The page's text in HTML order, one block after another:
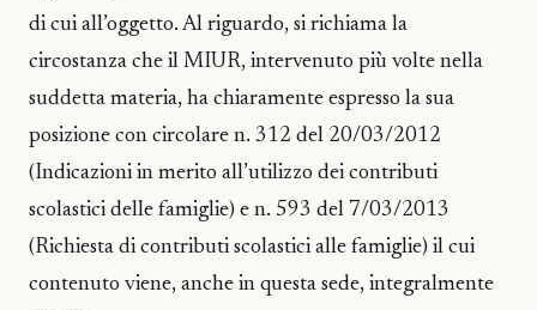
di cui all’oggetto. Al riguardo, si richiama la
circostanza che il MIUR, intervenuto più volte nella
suddetta materia, ha chiaramente espresso la sua
posizione con circolare n. 312 del 20/03/2012
(Indicazioni in merito all’utilizzo dei contributi
scolastici delle famiglie) e n. 593 del 7/03/2013
(Richiesta di contributi scolastici alle famiglie) il cui
contenuto viene, anche in questa sede, integralmente